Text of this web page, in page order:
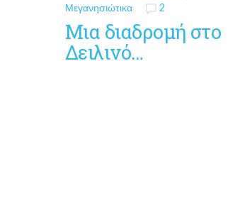
Μεγανησιώτικα
2
Mια διαδρομή στο
Δειλινό…